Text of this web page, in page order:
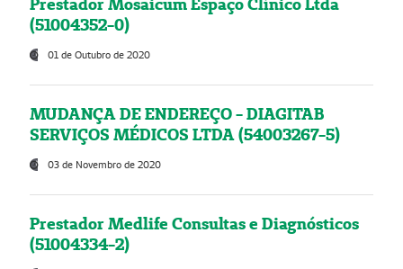
(51004352-0)
01 de Outubro de 2020
MUDANÇA DE ENDEREÇO - DIAGITAB
SERVIÇOS MÉDICOS LTDA (54003267-5)
03 de Novembro de 2020
Prestador Medlife Consultas e Diagnósticos
(51004334-2)